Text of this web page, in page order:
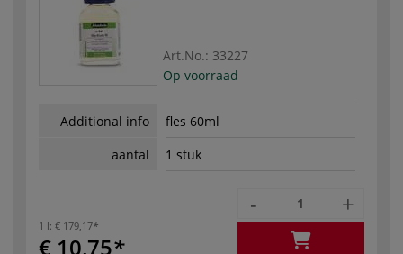
Art.No.: 33227
Op voorraad
Additional info
fles 60ml
aantal
1 stuk
1 l: € 179,17
€ 10,75
- +